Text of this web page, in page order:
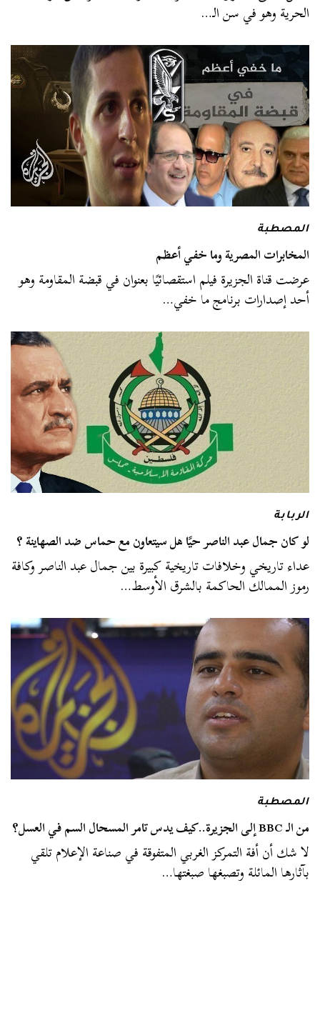
الحرية وهو في سن الـ…
المصطبة
المخابرات المصرية وما خفي أعظم
عرضت قناة الجزيرة فيلم استقصائيًا بعنوان في قبضة المقاومة وهو
أحد إصدارات برنامج ما خفي…
الربابة
لو كان جمال عبد الناصر حيًا هل سيتعاون مع حماس ضد الصهاينة ؟
عداء تاريخي وخلافات تاريخية كبيرة بين جمال عبد الناصر وكافة
رموز الممالك الحاكمة بالشرق الأوسط…
المصطبة
من الـ BBC إلى الجزيرة..كيف يدس تامر المسحال السم في العسل؟
لا شك أن أفة التمركز الغربي المتفوقة في صناعة الإعلام تلقي
بآثارها المائلة وتصبغها صبغتها…